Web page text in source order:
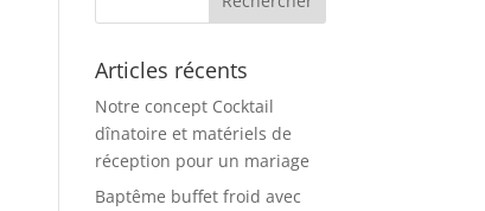
Articles récents
Notre concept Cocktail
dînatoire et matériels de
réception pour un mariage
Baptême buffet froid avec